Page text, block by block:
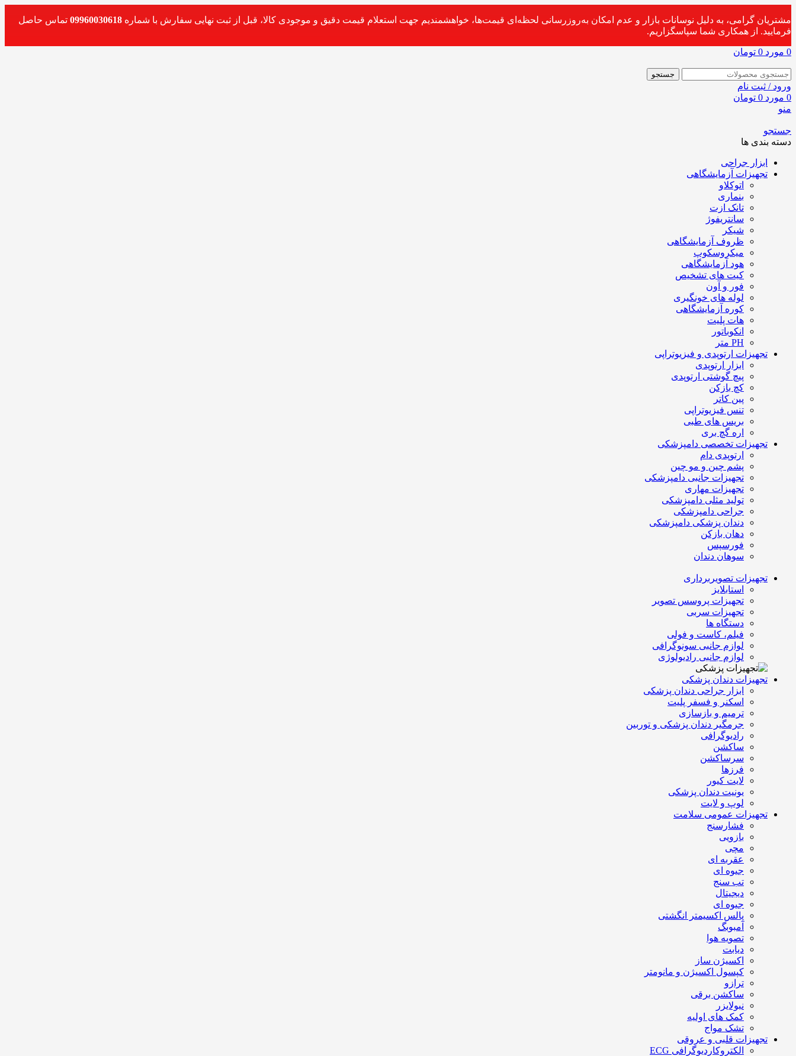
مشتریان گرامی، به دلیل نوسانات بازار و عدم امکان به‌روزرسانی لحظه‌ای قیمت‌ها، خواهشمندیم جهت استعلام قیمت دقیق و موجودی کالا، قبل از ثبت نهایی سفارش با شماره 09960030618 تماس حاصل
فرمایید. از همکاری شما سپاسگزاریم.
0 مورد 0 تومان
جستجو
ورود / ثبت نام
0 مورد 0 تومان
منو
جستجو
دسته بندی ها
ابزار جراحی
تجهیزات آزمایشگاهی
اتوکلاو
بنماری
تانک ازت
سانتریفوژ
شیکر
ظروف آزمایشگاهی
میکروسکوپ
هود آزمایشگاهی
کیت های تشخیص
فور و آون
لوله های خونگیری
کوره آزمایشگاهی
هات پلیت
انکوباتور
PH متر
تجهیزات ارتوپدی و فیزیوتراپی
ابزار ارتوپدی
پیچ گوشتی ارتوپدی
کچ بازکن
پین کاتر
تنس فیزیوتراپی
بریس های طبی
اره گچ بری
تجهیزات تخصصی دامپزشکی
ارتوپدی دام
پشم چین و مو چین
تجهیزات جانبی دامپزشکی
تجهیزات مهاری
تولید مثلی دامپزشکی
جراحی دامپزشکی
دندان پزشکی دامپزشکی
دهان بازکن
فورسپس
سوهان دندان
تجهیزات تصویربرداری
استابلایز
تجهیزات پروسس تصویر
تجهیزات سربی
دستگاه ها
فیلم، کاست و فولی
لوازم جانبی سونوگرافی
لوازم جانبی رادیولوژی
تجهیزات دندان پزشکی
ابزار جراحی دندان پزشکی
اسکنر و فسفر پلیت
ترمیم و بازسازی
جرمگیر دندان پزشکی و توربین
رادیوگرافی
ساکشن
سرساکشن
فرزها
لایت کیور
یونیت دندان پزشکی
لوپ و لایت
تجهیزات عمومی سلامت
فشارسنج
بازویی
مچی
عقربه ای
جیوه ای
تب سنج
دیجیتال
جیوه ای
پالس اکسیمتر انگشتی
آمبوبگ
تصویه هوا
دیابت
اکسیژن ساز
کپسول اکسیژن و مانومتر
ترازو
ساکشن برقی
نبولایزر
کمک های اولیه
تشک مواج
تجهیزات قلبی و عروقی
الکتروکاردیوگرافی ECG